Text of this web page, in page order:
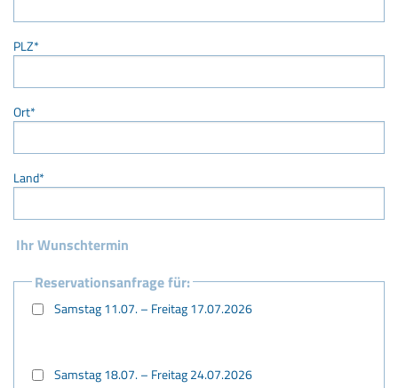
PLZ*
Ort*
Land*
Ihr Wunschtermin
Reservationsanfrage für:
Samstag 11.07. – Freitag 17.07.2026
Samstag 18.07. – Freitag 24.07.2026